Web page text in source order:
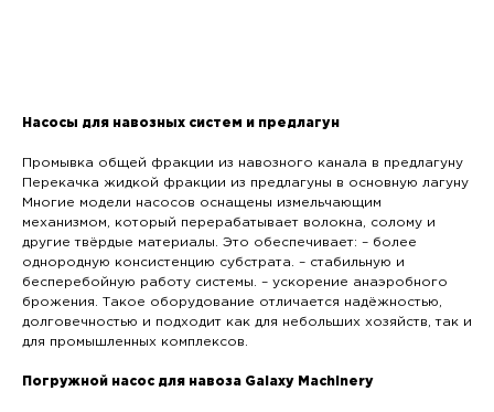
Насосы для навозных систем и предлагун
Промывка общей фракции из навозного канала в предлагуну
Перекачка жидкой фракции из предлагуны в основную лагуну
Многие модели насосов оснащены измельчающим
механизмом, который перерабатывает волокна, солому и
другие твёрдые материалы. Это обеспечивает: – более
однородную консистенцию субстрата. – стабильную и
бесперебойную работу системы. – ускорение анаэробного
брожения. Такое оборудование отличается надёжностью,
долговечностью и подходит как для небольших хозяйств, так и
для промышленных комплексов.
Погружной насос для навоза Galaxy Machinery